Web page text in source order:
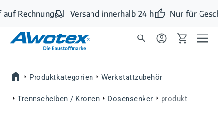
Zum Hauptinhalt springen
Rechnung Versand innerhalb 24 h Nur für
Produktkategorien Werkstattzubehör
Trennscheiben / Kronen Dosensenker produkt